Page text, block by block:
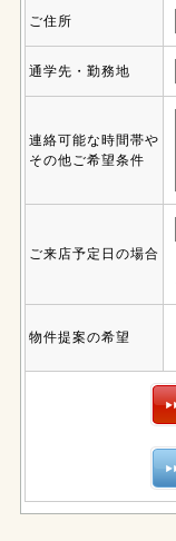
ご住所
通学先・勤務地
連絡可能な時間帯や
その他ご希望条件
ご来店予定日の場合
物件提案の希望